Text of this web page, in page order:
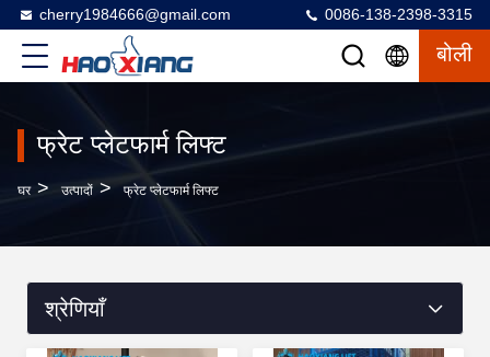
cherry1984666@gmail.com 0086-138-2398-3315
बोली
फ्रेट प्लेटफार्म लिफ्ट
घर > उत्पादों > फ्रेट प्लेटफार्म लिफ्ट
श्रेणियाँ